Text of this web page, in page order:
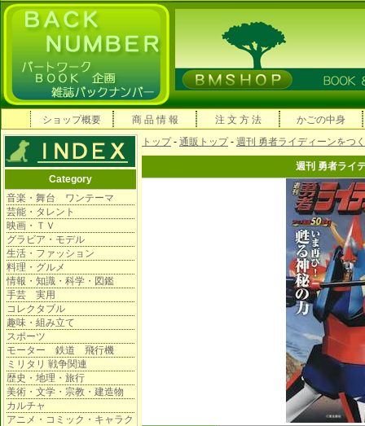
ショップ概要 商 品 情 報 注 文 方 法 かごの中身
Category
音楽・舞台 ワンテーマ
芸能・タレント
映画・ＴＶ
グラビア・モデル
生活・ファッション
料理・グルメ
情報・知識・科学・図鑑
手芸 実用
コレクタブル
趣味・組み立て
スポーツ
モーター 鉄道 飛行機
ミリタリ 戦争関連
歴史・地理・旅行
美術・文学・宗教・建造物
カルチャ
アニメ・コミック・キャラク
トップ- 通販トップ- 週刊 勇者ライディーンをつ
週刊 勇者ライ